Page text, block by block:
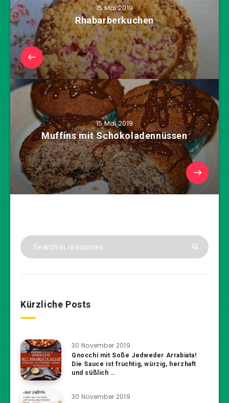
15 Mai 2019
Rhabarberkuchen
15 Mai 2019
Muffins mit Schokoladennüssen
Kürzliche Posts
30 November 2019
Gnocchi mit Soße Jedweder Arrabiata!
Die Sauce ist fruchtig, würzig, herzhaft
und süßlich …
30 November 2019